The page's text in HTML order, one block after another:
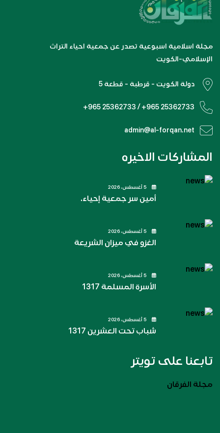
مجلة اسلامية اسبوعية تصدر عن جمعية احياء التراث
الإسلامي-الكويت
دولة الكويت - قرطبة - قطعة 5
+965 25362733 / +965 25362733
admin@al-forqan.net
المشاركات الاخيره
أمين سر جمعية إحياء.
الغزو في ميزان الشريعة
الأسرة المسلمة 1317
شباب تحت العشرين 1317
تابعنا على تويتر
مجلة الفرقان